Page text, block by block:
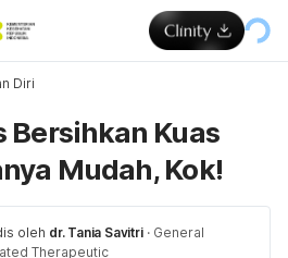
Diri
Bersihkan Kuas
Mudah, Kok!
oleh dr. Tania Savitri · General
Therapeutic